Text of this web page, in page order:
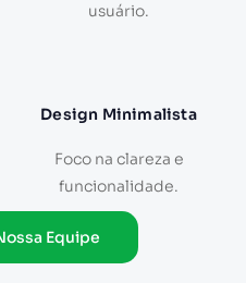
usuário.
Design Minimalista
Foco na clareza e
funcionalidade.
Equipe